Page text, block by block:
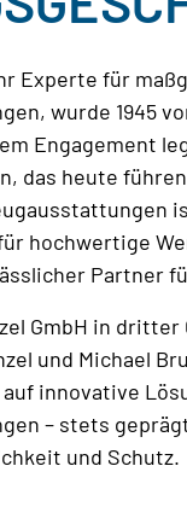
Experte für
wurde 1945
Engagement
das heute
hochwertige
Partner
GmbH in
und Michael
innovative
– stets
und Schutz.